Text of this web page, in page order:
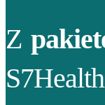
Z
S7Health